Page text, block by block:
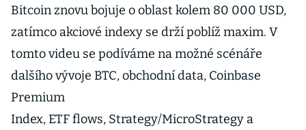
Bitcoin znovu bojuje o oblast kolem 80 000 USD,
zatímco akciové indexy se drží poblíž maxim. V
tomto videu se podíváme na možné scénáře
dalšího vývoje BTC, obchodní data, Coinbase
Premium
Index, ETF flows, Strategy/MicroStrategy a